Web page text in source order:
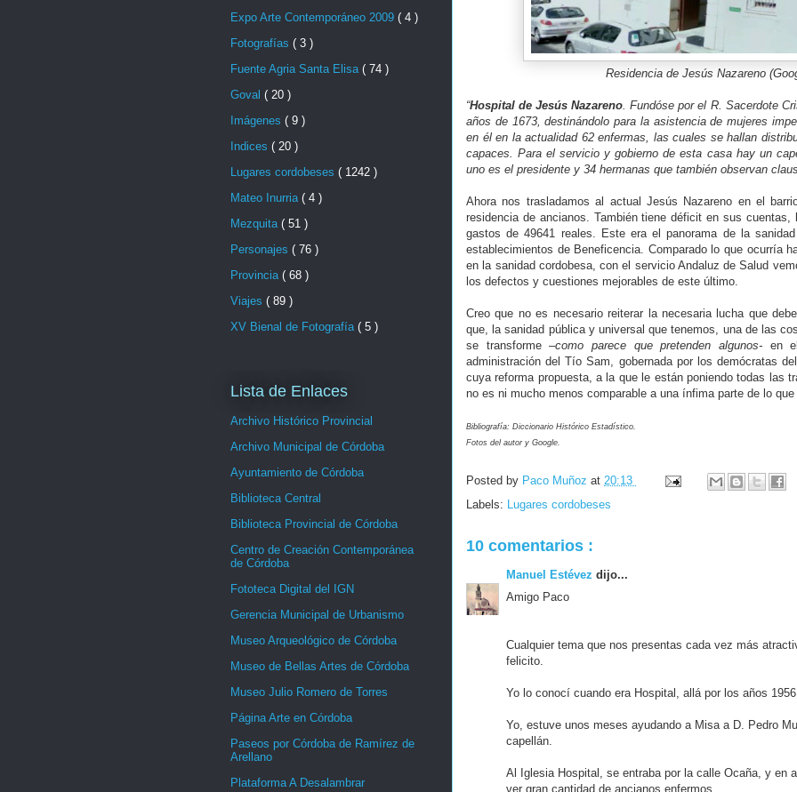
Residencia de Jesús Nazareno
“Hospital de Jesús Nazareno. Fundóse por el R. Sacerdote
años de 1673, destinándolo para la asistencia de mujeres
en él en la actualidad 62 enfermas, las cuales se hallan
capaces. Para el servicio y gobierno de esta casa hay un
uno es el presidente y 34 hermanas que también observan
Ahora nos trasladamos al actual Jesús Nazareno en el
residencia de ancianos. También tiene déficit en sus
gastos de 49641 reales. Este era el panorama de la
establecimientos de Beneficencia. Comparado lo que ocurría
en la sanidad cordobesa, con el servicio Andaluz de Salud
los defectos y cuestiones mejorables de este último.
Creo que no es necesario reiterar la necesaria lucha que
que, la sanidad pública y universal que tenemos, una de las
se transforme–como parece que pretenden algunos- en
administración del Tío Sam, gobernada por los demócratas
cuya reforma propuesta, a la que le están poniendo todas las
no es ni mucho menos comparable a una ínfima parte de lo
Bibliografía: Diccionario Histórico Estadístico.
Fotos del autor y Google.
Posted by Paco Muñoz at 20:13
Labels: Lugares cordobeses
10 comentarios :
Manuel Estévez dijo...
Amigo Paco
Cualquier tema que nos presentas cada vez más
felicito.
Yo lo conocí cuando era Hospital, allá por los años
Yo, estuve unos meses ayudando a Misa a D. Pedro
capellán.
Al Iglesia Hospital, se entraba por la calle Ocaña, y en
ver gran cantidad de ancianos enfermos.
Expo Arte Contemporáneo 2009 ( 4 )
Fotografías ( 3 )
Fuente Agria Santa Elisa ( 74 )
Goval ( 20 )
Imágenes ( 9 )
Indices ( 20 )
Lugares cordobeses ( 1242 )
Mateo Inurria ( 4 )
Mezquita ( 51 )
Personajes ( 76 )
Provincia ( 68 )
Viajes ( 89 )
XV Bienal de Fotografía ( 5 )
Lista de Enlaces
Archivo Histórico Provincial
Archivo Municipal de Córdoba
Ayuntamiento de Córdoba
Biblioteca Central
Biblioteca Provincial de Córdoba
Centro de Creación Contemporánea
de Córdoba
Fototeca Digital del IGN
Gerencia Municipal de Urbanismo
Museo Arqueológico de Córdoba
Museo de Bellas Artes de Córdoba
Museo Julio Romero de Torres
Página Arte en Córdoba
Paseos por Córdoba de Ramírez de
Arellano
Plataforma A Desalambrar